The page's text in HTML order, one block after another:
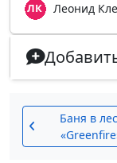
Леонид
Баня в